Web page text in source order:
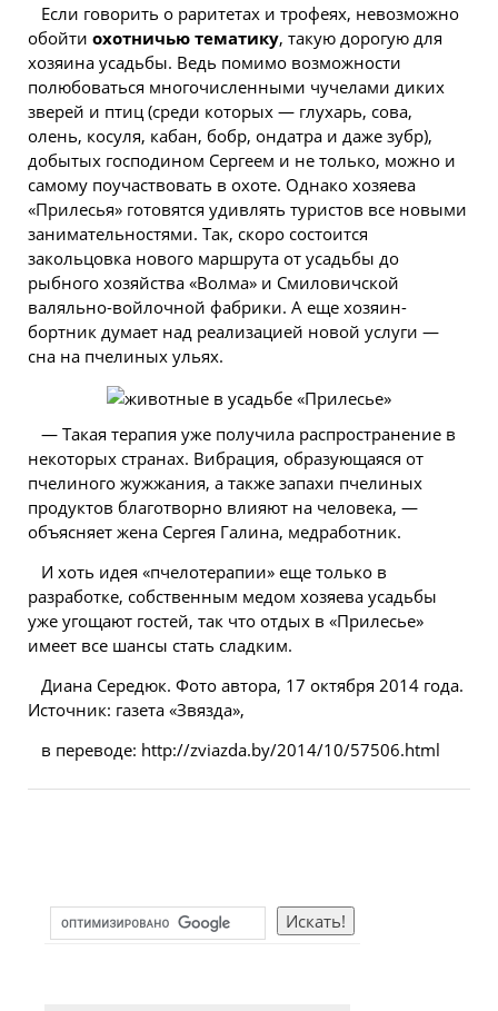
Если говорить о раритетах и трофеях, невозможно
обойти охотничью тематику, такую дорогую для
хозяина усадьбы. Ведь помимо возможности
полюбоваться многочисленными чучелами диких
зверей и птиц (среди которых — глухарь, сова,
олень, косуля, кабан, бобр, ондатра и даже зубр),
добытых господином Сергеем и не только, можно и
самому поучаствовать в охоте. Однако хозяева
«Прилесья» готовятся удивлять туристов все новыми
занимательностями. Так, скоро состоится
закольцовка нового маршрута от усадьбы до
рыбного хозяйства «Волма» и Смиловичской
валяльно-войлочной фабрики. А еще хозяин-
бортник думает над реализацией новой услуги —
сна на пчелиных ульях.
— Такая терапия уже получила распространение в
некоторых странах. Вибрация, образующаяся от
пчелиного жужжания, а также запахи пчелиных
продуктов благотворно влияют на человека, —
объясняет жена Сергея Галина, медработник.
И хоть идея «пчелотерапии» еще только в
разработке, собственным медом хозяева усадьбы
уже угощают гостей, так что отдых в «Прилесье»
имеет все шансы стать сладким.
Диана Середюк. Фото автора, 17 октября 2014 года.
Источник: газета «Звязда»,
в переводе: http://zviazda.by/2014/10/57506.html